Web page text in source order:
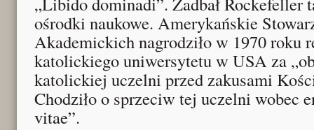
ośrodki naukowe. Amerykańskie
Akademickich nagrodziło w 1970 roku
katolickiego uniwersytetu w USA za
katolickiej uczelni przed zakusami
Chodziło o sprzeciw tej uczelni wobec
vitae”.